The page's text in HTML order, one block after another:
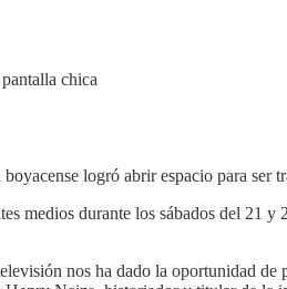
logró abrir espacio para
medios durante los sábados del 21
nos ha dado la oportunidad